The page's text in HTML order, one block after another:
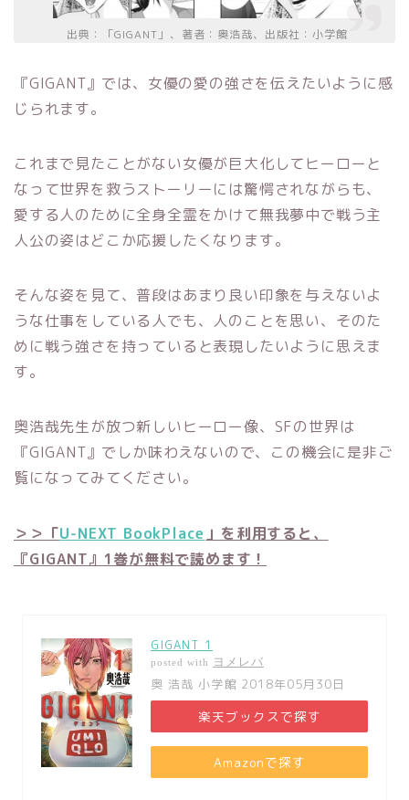
出典：「GIGANT」、著者：奥浩哉、出版社：小学館
『GIGANT』では、女優の愛の強さを伝えたいように感
じられます。
これまで見たことがない女優が巨大化してヒーローと
なって世界を救うストーリーには驚愕されながらも、
愛する人のために全身全霊をかけて無我夢中で戦う主
人公の姿はどこか応援したくなります。
そんな姿を見て、普段はあまり良い印象を与えないよ
うな仕事をしている人でも、人のことを思い、そのた
めに戦う強さを持っていると表現したいように思えま
す。
奥浩哉先生が放つ新しいヒーロー像、SFの世界は
『GIGANT』でしか味わえないので、この機会に是非ご
覧になってみてください。
＞＞「U-NEXT BookPlace 」を利用すると、
『GIGANT』1巻が無料で読めます！
GIGANT 1
posted with ヨメレバ
奥 浩哉 小学館 2018年05月30日
楽天ブックスで探す
Amazonで探す